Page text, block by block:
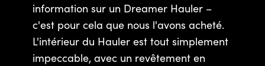
information sur un Dreamer Hauler –
c'est pour cela que nous l'avons acheté.
L'intérieur du Hauler est tout simplement
impeccable, avec un revêtement en